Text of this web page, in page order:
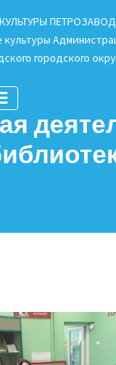
культуры
городского